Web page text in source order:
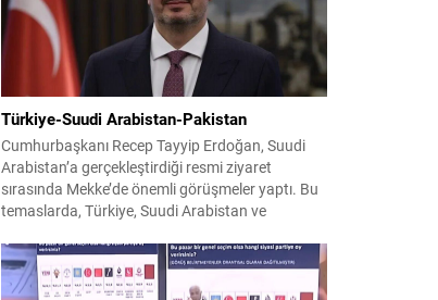
Türkiye-Suudi Arabistan-Pakistan
Cumhurbaşkanı Recep Tayyip Erdoğan, Suudi
Arabistan’a gerçekleştirdiği resmi ziyaret
sırasında Mekke’de önemli görüşmeler yaptı. Bu
temaslarda, Türkiye, Suudi Arabistan ve
birliği çerçevesi oluşturuldu. Ziyaretin en somut
çıktısı, üç ülkenin imza attığı Mekke Ortak